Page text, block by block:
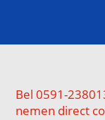
Bel 0591-
nemen direct